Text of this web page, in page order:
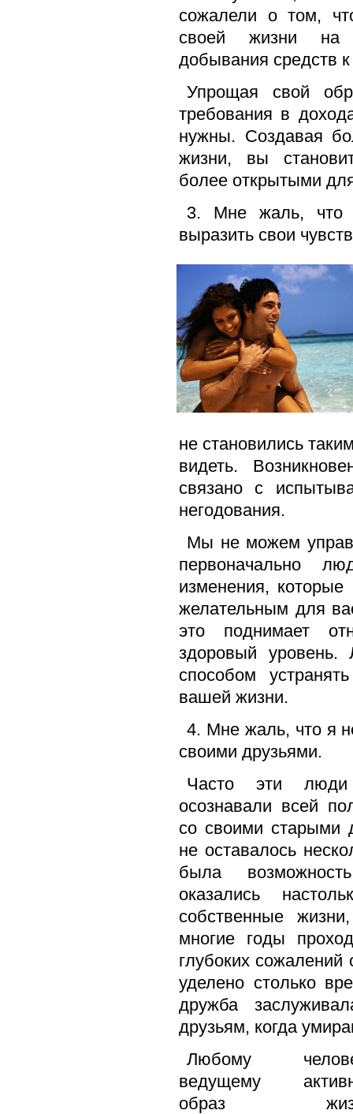
сожалели о том,
своей жизни на
добывания средств
Упрощая свой
требования в
нужны. Создавая
жизни, вы
более открытыми
3. Мне жаль, что
выразить свои
не становились
видеть.
связано с
негодования.
Мы не можем
первоначально
изменения,
желательным для
это поднимает
здоровый
способом
вашей жизни.
4. Мне жаль, что я
своими друзьями.
Часто эти люди
осознавали всей
со своими старыми
не оставалось
была
оказались
собственные
многие годы
глубоких
уделено столько
дружба
друзьям, когда
Любому
ведущему
образ